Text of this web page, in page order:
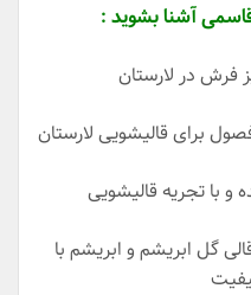
آشنا بشوید :
در لارستان
برای قالیشویی لارستان
و با تجریه قالیشویی
گل ابریشم و ابریشم با